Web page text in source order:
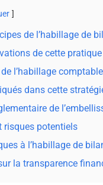
de l’habillage de
de cette
l’habillage comptable
dans cette
de
risques potentiels
à l’habillage de
la transparence